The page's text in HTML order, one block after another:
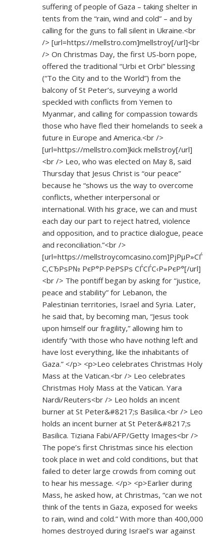
suffering of people of Gaza – taking shelter in
tents from the “rain, wind and cold” – and by
calling for the guns to fall silent in Ukraine.<br
/> [url=https://mellstro.com]mellstroy[/url]<br
/> On Christmas Day, the first US-born pope,
offered the traditional “Urbi et Orbi” blessing
(“To the City and to the World”) from the
balcony of St Peter’s, surveying a world
speckled with conflicts from Yemen to
Myanmar, and calling for compassion towards
those who have fled their homelands to seek a
future in Europe and America.<br />
[url=https://mellstro.com]kick mellstroy[/url]
<br /> Leo, who was elected on May 8, said
Thursday that Jesus Christ is “our peace”
because he “shows us the way to overcome
conflicts, whether interpersonal or
international. With his grace, we can and must
each day our part to reject hatred, violence
and opposition, and to practice dialogue, peace
and reconciliation.”<br />
[url=https://mellstroycomcasino.com]РјРµР»СЃ
С‚СЂРѕР№ РєР°Р·РёРЅРѕ СЃСЃС‹Р»РєР°[/url]
<br /> The pontiff began by asking for “justice,
peace and stability” for Lebanon, the
Palestinian territories, Israel and Syria. Later,
he said that, by becoming man, “Jesus took
upon himself our fragility,” allowing him to
identify “with those who have nothing left and
have lost everything, like the inhabitants of
Gaza.” </p> <p>Leo celebrates Christmas Holy
Mass at the Vatican.<br /> Leo celebrates
Christmas Holy Mass at the Vatican. Yara
Nardi/Reuters<br /> Leo holds an incent
burner at St Peter&#8217;s Basilica.<br /> Leo
holds an incent burner at St Peter&#8217;s
Basilica. Tiziana Fabi/AFP/Getty Images<br />
The pope’s first Christmas since his election
took place in wet and cold conditions, but that
failed to deter large crowds from coming out
to hear his message. </p> <p>Earlier during
Mass, he asked how, at Christmas, “can we not
think of the tents in Gaza, exposed for weeks
to rain, wind and cold.” With more than 400,000
homes destroyed during Israel’s war against